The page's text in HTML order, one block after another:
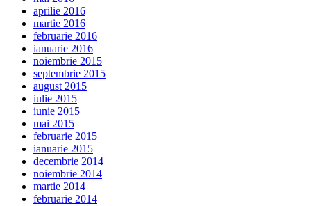
aprilie 2016
martie 2016
februarie 2016
ianuarie 2016
noiembrie 2015
septembrie 2015
august 2015
iulie 2015
iunie 2015
mai 2015
februarie 2015
ianuarie 2015
decembrie 2014
noiembrie 2014
martie 2014
februarie 2014